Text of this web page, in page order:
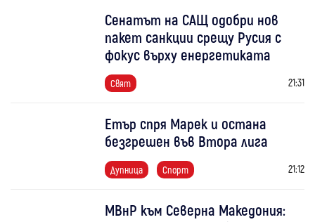
Сенатът на САЩ одобри нов
пакет санкции срещу Русия с
фокус върху енергетиката
Свят 21:31
Етър спря Марек и остана
безгрешен във Втора лига
Дупница Спорт 21:12
МВнР към Северна Македония: